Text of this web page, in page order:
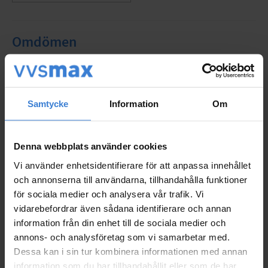
Samtycke Information Om
Denna webbplats använder cookies
Vi använder enhetsidentifierare för att anpassa innehållet
och annonserna till användarna, tillhandahålla funktioner
för sociala medier och analysera vår trafik. Vi
vidarebefordrar även sådana identifierare och annan
information från din enhet till de sociala medier och
annons- och analysföretag som vi samarbetar med.
Dessa kan i sin tur kombinera informationen med annan
information som du har tillhandahållit eller som de har
Omdömen
Du
Bli den första att lämna ett omdöme.
Populära produkter